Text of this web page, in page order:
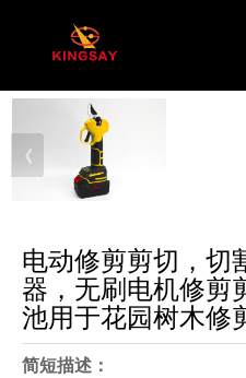
电动修剪剪切，切
器，无刷电机修剪
池用于花园树木修
简短描述：